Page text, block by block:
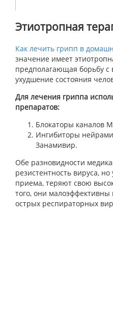
Этиотропная
Как лечить грипп в
значение имеет
предполагающая борьбу
ухудшение состояния
Для лечения гриппа
препаратов:
Блокаторы каналов
Ингибиторы
Занамивир.
Обе разновидности
резистентность вируса,
приема, теряют свою
того, они
острых респираторных